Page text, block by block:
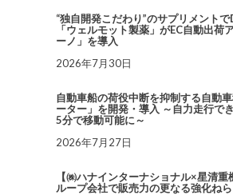
“独自開発こだわり”のサプリメント
「ウェルモット製薬」がEC自動出荷
ーノ」を導入
2026年7月30日
自動車船の荷役中断を抑制する自動
ーター」を開発・導入 ～自力走行で
5分で移動可能に～
2026年7月27日
【㈱ハナインターナショナル×星清重
ループ会社で販売力の更なる強化ねら